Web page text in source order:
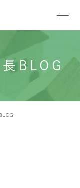
長BLOG